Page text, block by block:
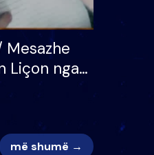
Mesazhe
Liçon nga
më shumë →